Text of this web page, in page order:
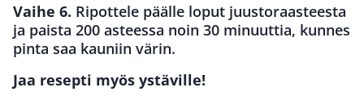
Vaihe 6. Ripottele päälle loput juustoraasteesta
ja paista 200 asteessa noin 30 minuuttia, kunnes
pinta saa kauniin värin.
Jaa resepti myös ystäville!